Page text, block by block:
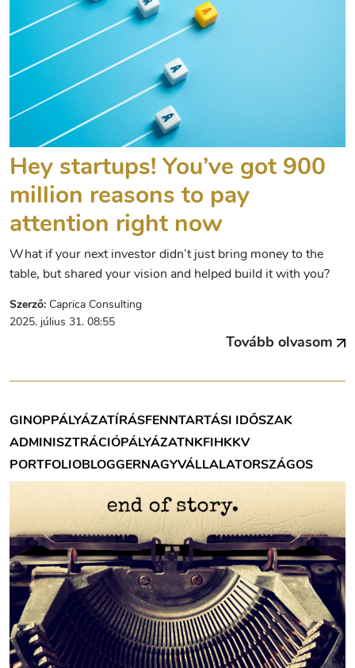
Hey startups! You’ve got 900
million reasons to pay
attention right now
What if your next investor didn’t just bring money to the
table, but shared your vision and helped build it with you?
Szerző: Caprica Consulting
2025. július 31. 08:55
Tovább olvasom
GINOPPÁLYÁZATÍRÁSFENNTARTÁSI IDŐSZAK
ADMINISZTRÁCIÓPÁLYÁZATNKFIHKKV
PORTFOLIOBLOGGERNAGYVÁLLALATORSZÁGOS